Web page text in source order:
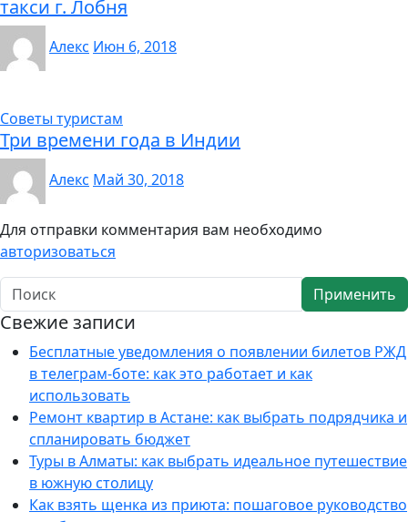
такси г. Лобня
Алекс Июн 6, 2018
Советы туристам
Три времени года в Индии
Алекс Май 30, 2018
Для отправки комментария вам необходимо
авторизоваться
Применить
Свежие записи
Бесплатные уведомления о появлении билетов РЖД
в телеграм-боте: как это работает и как
использовать
Ремонт квартир в Астане: как выбрать подрядчика и
спланировать бюджет
Туры в Алматы: как выбрать идеальное путешествие
в южную столицу
Как взять щенка из приюта: пошаговое руководство